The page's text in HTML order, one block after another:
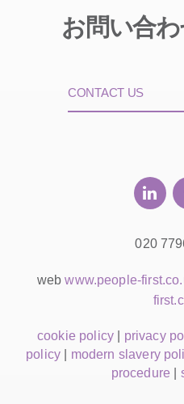
お問い合
CONTACT US
020
webwww.people-
cookie policy privacy
policy
modern slavery
procedure